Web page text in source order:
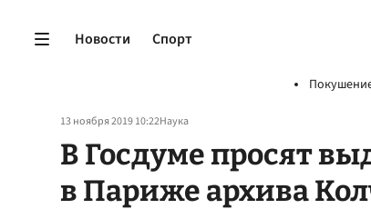
Новости Спорт
13 ноября 2019 10:22Наука
В Госдуме просят
в Париже архива